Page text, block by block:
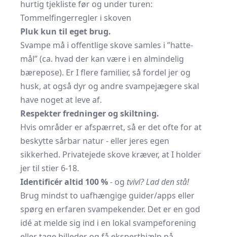
hurtig tjek­liste før og under turen:
Tommel­finger­regler i skoven
Pluk kun til eget brug.
Svampe må i offentlige skove samles i ”hatte­
mål” (ca. hvad der kan være i en almindelig
bærepose). Er I flere familier, så fordel jer og
husk, at også dyr og andre svampe­jægere skal
have noget at leve af.
Respekter fredninger og skiltning.
Hvis områder er afspærret, så er det ofte for at
beskytte sårbar natur - eller jeres egen
sikkerhed. Privatejede skove kræver, at I holder
jer til stier 6-18.
Identificér altid 100 %- og tvivl? Lad den stå!
Brug mindst to uafhængige guider/apps eller
spørg en erfaren svampekender. Det er en god
idé at melde sig ind i en lokal svampe­forening